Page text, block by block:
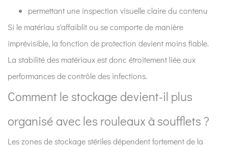
permettant une inspection visuelle claire du contenu
Si le matériau s'affaiblit ou se comporte de manière
imprévisible, la fonction de protection devient moins fiable.
La stabilité des matériaux est donc étroitement liée aux
performances de contrôle des infections.
Comment le stockage devient-il plus
organisé avec les rouleaux à soufflets ?
Les zones de stockage stériles dépendent fortement de la